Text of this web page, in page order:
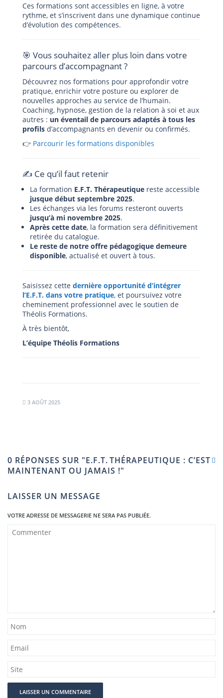
Ces formations sont accessibles en ligne, à votre
rythme, et s’inscrivent dans une dynamique continue
d’évolution des compétences.
🎯 Vous souhaitez aller plus loin dans votre
parcours d’accompagnant ?
Découvrez nos formations pour approfondir votre
pratique, enrichir votre posture ou explorer de
nouvelles approches au service de l’humain.
Coaching, hypnose, gestion de la relation à soi et aux
autres : un éventail de parcours adaptés à tous les
profils d’accompagnants en devenir ou confirmés.
👉 Parcourir les formations disponibles
✍️ Ce qu’il faut retenir
La formation E.F.T. Thérapeutique reste accessible
jusque début septembre 2025.
Les échanges via les forums resteront ouverts
jusqu’à mi novembre 2025.
Après cette date, la formation sera définitivement
retirée du catalogue.
Le reste de notre offre pédagogique demeure
disponible, actualisé et ouvert à tous.
Saisissez cette dernière opportunité d’intégrer
l’E.F.T. dans votre pratique, et poursuivez votre
cheminement professionnel avec le soutien de
Théolis Formations.
À très bientôt,
L’équipe Théolis Formations
3 AOÛT 2025
0 RÉPONSES SUR "E.F.T. THÉRAPEUTIQUE : C’EST
MAINTENANT OU JAMAIS !"
LAISSER UN MESSAGE
VOTRE ADRESSE DE MESSAGERIE NE SERA PAS PUBLIÉE.